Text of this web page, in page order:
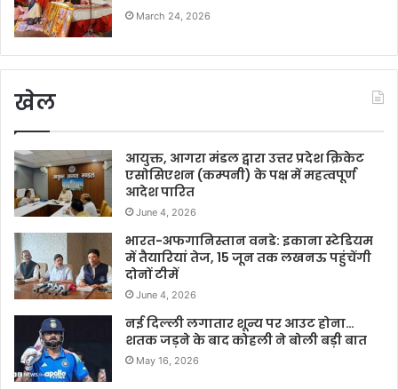
March 24, 2026
खेल
आयुक्त, आगरा मंडल द्वारा उत्तर प्रदेश क्रिकेट
एसोसिएशन (कम्पनी) के पक्ष में महत्वपूर्ण
आदेश पारित
June 4, 2026
भारत-अफगानिस्तान वनडे: इकाना स्टेडियम
में तैयारियां तेज, 15 जून तक लखनऊ पहुंचेंगी
दोनों टीमें
June 4, 2026
नई दिल्ली लगातार शून्य पर आउट होना…
शतक जड़ने के बाद कोहली ने बोली बड़ी बात
May 16, 2026